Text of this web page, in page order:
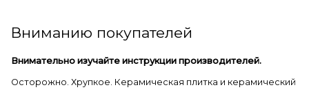
Вниманию покупателей
Внимательно изучайте инструкции производителей.
Осторожно. Хрупкое. Керамическая плитка и керамический